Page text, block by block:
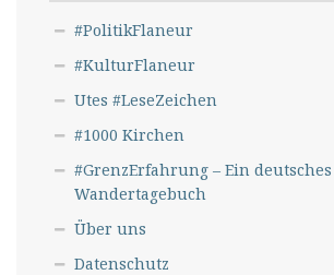
#PolitikFlaneur
#KulturFlaneur
Utes #LeseZeichen
#1000 Kirchen
#GrenzErfahrung – Ein deutsches
Wandertagebuch
Über uns
Datenschutz